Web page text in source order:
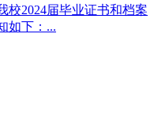
校2024届毕业证书和档案
如下：...